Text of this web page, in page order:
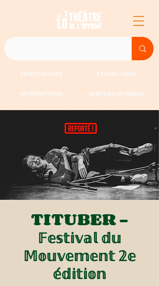
ESPECTÁCULOS TEATRO-FORO
INTERNATIONAL VENTA DE ENTRADAS
TITUBER -
𝔽𝕖𝕤𝕥𝕚𝕧𝕒𝕝 𝕕𝕦
𝕄𝕠𝕦𝕧𝕖𝕞𝕖𝕟𝕥 𝟚𝕖
𝕖́𝕕𝕚𝕥𝕚𝕠𝕟